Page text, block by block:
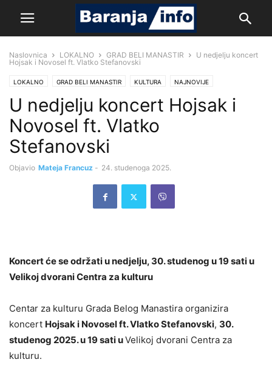
Naslovnica LOKALNO GRAD BELI MANASTIR
U nedjelju koncert
Hojsak i Novosel ft. Vlatko Stefanovski
LOKALNO GRAD BELI MANASTIR KULTURA NAJNOVIJE
U nedjelju koncert Hojsak i
Novosel ft. Vlatko
Stefanovski
Objavio Mateja Francuz - 24. studenoga 2025.
Koncert će se održati u nedjelju, 30. studenog u 19 sati u
Velikoj dvorani Centra za kulturu
Centar za kulturu Grada Belog Manastira organizira
koncert Hojsak i Novosel ft. Vlatko Stefanovski, 30.
studenog 2025. u 19 sati uVelikoj dvorani Centra za
kulturu.